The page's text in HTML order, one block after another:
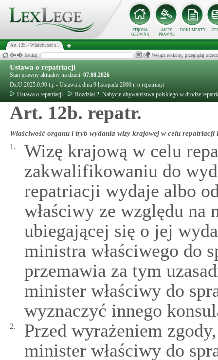
STRONA
GŁÓWNA
AKTY
PRAWNE
DOKUMENTY
Art. 12b. - Właściwość o...
Szukaj: Wyłącz reklamy, przeglądaj
Ustawa o repatriacji
Stan prawny aktualny na dzień: 07.08.2026
Dz.U.2025.0.90 t.j. - Ustawa z dnia 9 listopada 2000 r. o repatriacji
Ustawa o repatriacji
Rozdział 2. Nabycie obywatelstwa polskiego w drodze
Art. 12b. repatr.
Właściwość organu i tryb wydania wizy krajowej w celu
1.
Wizę krajową w celu
zakwalifikowaniu do
repatriacji wydaje albo
właściwy ze względu na
ubiegającej się o jej
ministra właściwego do
przemawia za tym
minister właściwy do
wyznaczyć innego
2.
Przed wyrażeniem
minister właściwy do